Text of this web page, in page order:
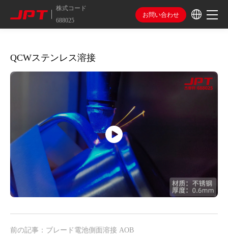
株式コード
688025
お問い合わせ
QCWステンレス溶接
前の記事：ブレード電池側面溶接 AOB